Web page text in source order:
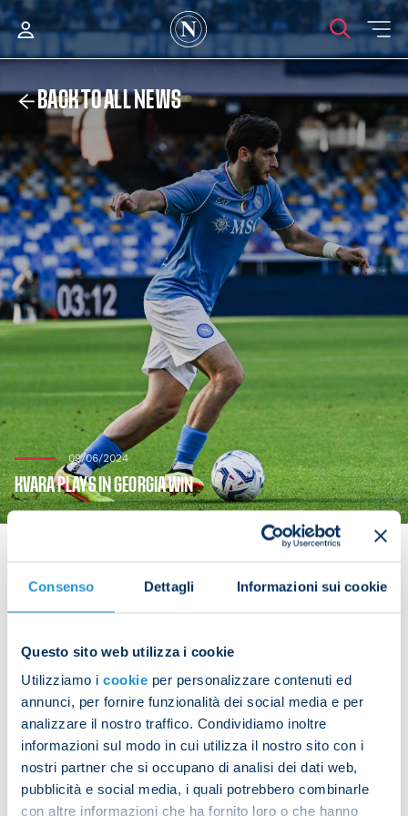
Consenso Dettagli Informazioni sui cookie
Questo sito web utilizza i cookie
Utilizziamo i cookie per personalizzare contenuti ed
annunci, per fornire funzionalità dei social media e per
analizzare il nostro traffico. Condividiamo inoltre
informazioni sul modo in cui utilizza il nostro sito con i
nostri partner che si occupano di analisi dei dati web,
pubblicità e social media, i quali potrebbero combinarle
con altre informazioni che ha fornito loro o che hanno
BACK TO ALL NEWS
09/06/2024
KVARA PLAYS IN GEORGIA WIN
Khvicha Kvaratskhelia took to the pitch with his
faced Montenegro in a pre-Euros friendly, which
ended in a 3-1 for the Georgian side.
Kvara played 80 minutes.
Share the article with your friends and support the